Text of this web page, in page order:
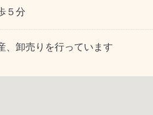
５分
、卸売りを行っています